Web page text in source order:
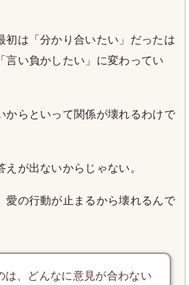
初は「分かり合いたい」だったは
言い負かしたい」に変わってい
からといって関係が壊れるわけで
が出ないからじゃない。
愛の行動が止まるから壊れるんで
は、どんなに意見が合わない